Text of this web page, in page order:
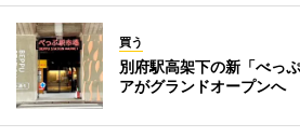
買う
別府駅高架下の新「べっ
アがグランドオープンへ